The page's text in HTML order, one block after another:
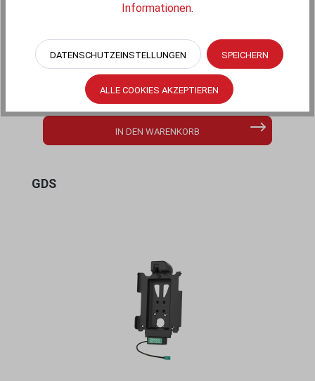
(585923)
Regulärer Preis:
166,95 €
MERKEN
IN DEN WARENKORB
Produktgalerie überspringen
GDS
Informationen.
DATENSCHUTZEINSTELLUNGEN SPEICHERN
ALLE COOKIES AKZEPTIEREN